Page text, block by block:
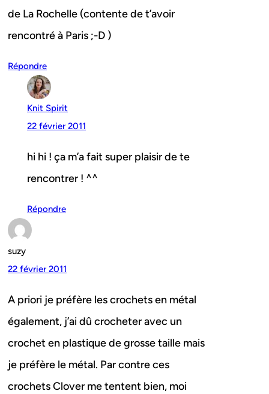
de La Rochelle (contente de t’avoir
rencontré à Paris ;-D )
Répondre
Knit Spirit
22 février 2011
hi hi ! ça m’a fait super plaisir de te
rencontrer ! ^^
Répondre
suzy
22 février 2011
A priori je préfère les crochets en métal
également, j’ai dû crocheter avec un
crochet en plastique de grosse taille mais
je préfère le métal. Par contre ces
crochets Clover me tentent bien, moi